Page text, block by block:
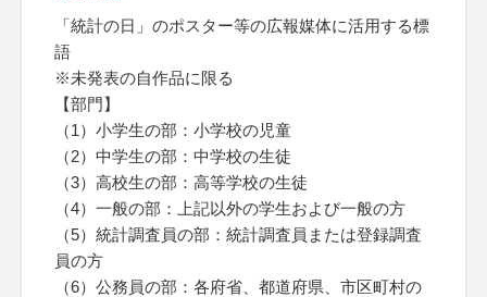
「統計の日」のポスター等の広報媒体に活用する標
語
※未発表の自作品に限る
【部門】
（1）小学生の部：小学校の児童
（2）中学生の部：中学校の生徒
（3）高校生の部：高等学校の生徒
（4）一般の部：上記以外の学生および一般の方
（5）統計調査員の部：統計調査員または登録調査
員の方
（6）公務員の部：各府省、都道府県、市区町村の